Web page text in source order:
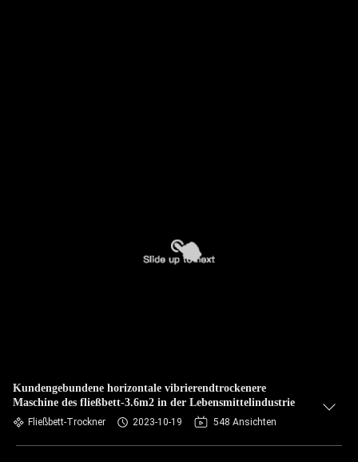
Kundengebundene horizontale vibrierendtrockenere
Maschine des fließbett-3.6m2 in der Lebensmittelindustrie
Fließbett-Trockner 2023-10-19 548 Ansichten